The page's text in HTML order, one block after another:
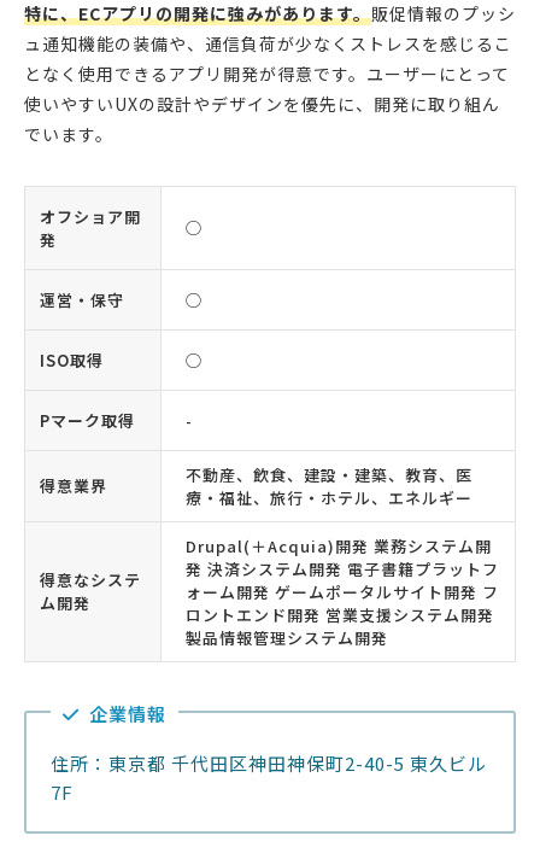
特に、ECアプリの開発に強みがあります。販促情報のプッシ
ュ通知機能の装備や、通信負荷が少なくストレスを感じるこ
となく使用できるアプリ開発が得意です。ユーザーにとって
使いやすいUXの設計やデザインを優先に、開発に取り組ん
でいます。
オフショア開
発
◯
運営・保守 ◯
ISO取得 ◯
Pマーク取得 -
得意業界
不動産、飲食、建設・建築、教育、医
療・福祉、旅行・ホテル、エネルギー
得意なシステ
ム開発
Drupal(＋Acquia)開発 業務システム開
発 決済システム開発 電子書籍プラットフ
ォーム開発 ゲームポータルサイト開発 フ
ロントエンド開発 営業支援システム開発
製品情報管理システム開発
企業情報
住所：東京都 千代田区神田神保町2-40-5 東久ビル
7F